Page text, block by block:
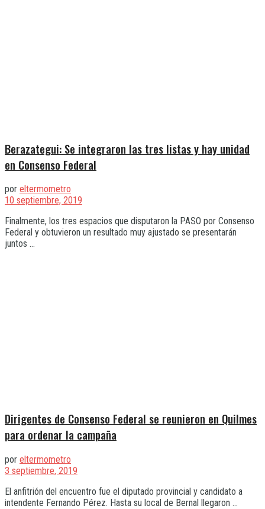
Berazategui: Se integraron las tres listas y hay unidad
en Consenso Federal
por eltermometro
10 septiembre, 2019
Finalmente, los tres espacios que disputaron la PASO por Consenso
Federal y obtuvieron un resultado muy ajustado se presentarán
juntos ...
Dirigentes de Consenso Federal se reunieron en Quilmes
para ordenar la campaña
por eltermometro
3 septiembre, 2019
El anfitrión del encuentro fue el diputado provincial y candidato a
intendente Fernando Pérez. Hasta su local de Bernal llegaron ...